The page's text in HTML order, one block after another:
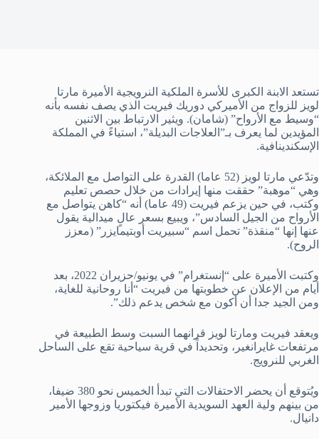
تستعد الابنة الكبرى للأسرة الملكية النرويجية الأميرة مارتا
لويز للزواج من الأميركي دوريك فيريت الذي يصف نفسه بأنه
“وسيط مع الأرواح” (شامان). ويثير الارتباط بين الاثنين
المؤيدين لما يعرف بـ”العلاجات البديلة”، استياءً في المملكة
الإسكندينافية.
وتدّعي مارتا لويز (52 عاما) القدرة على التواصل مع الملائكة،
وهي “موهبة” حققت منها إيرادات من خلال حصص تعليم
وكتب، في حين يزعم فيريت (49 عاما) أنه “كاهن يتواصل مع
الأرواح من الجيل السادس”، ويبيع بسعر عالٍ ميدالية يقول
عنها إنها “منقذة” تحمل اسم “سبيريت أوبتيمايزر” (معزز
الروح).
وكتبت الأميرة على “إنستغرام” في يونيو/حزيران 2022، بعد
أيام من الإعلان عن خطوبتها من فيريت “أنا روحانية للغاية،
ومن الجيد جدا أن أكون مع شخص يدعم ذلك”.
ويعقد فيريت ومارتا لويز قرانهما السبت وسط الطبيعة في
مرتفعات غايرانغير، وتحديداً في قرية سياحية تقع على الساحل
الغربي للنرويج.
ويُتوقع أن يحضر الاحتفالات التي تبدأ الخميس نحو 380 ضيفا،
من بينهم ولية العهد السويدية الأميرة فيكتوريا وزوجها الأمير
دانيال.